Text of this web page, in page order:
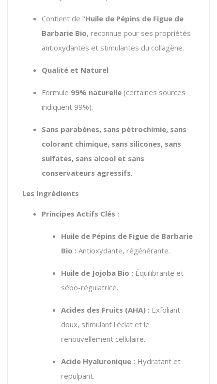
Contient de l'Huile de Pépins de Figue de
Barbarie Bio, reconnue pour ses propriétés
antioxydantes et stimulantes du collagène.
Qualité et Naturel
Formule 99% naturelle (certaines sources
indiquent 99%).
Sans parabènes, sans pétrochimie, sans
colorant chimique, sans silicones, sans
sulfates, sans alcool et sans
conservateurs agressifs.
Les Ingrédients
Principes Actifs Clés :
Huile de Pépins de Figue de Barbarie
Bio : Antioxydante, régénérante.
Huile de Jojoba Bio : Équilibrante et
sébo-régulatrice.
Acides des Fruits (AHA) : Exfoliant
doux, stimulant l'éclat et le
renouvellement cellulaire.
Acide Hyaluronique : Hydratant et
repulpant.